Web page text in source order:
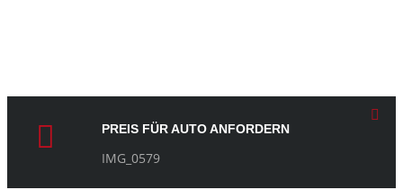
PREIS FÜR AUTO ANFORDERN
IMG_0579